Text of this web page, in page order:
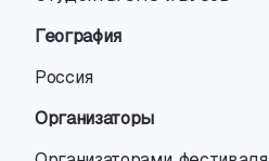
География
Россия
Организаторы